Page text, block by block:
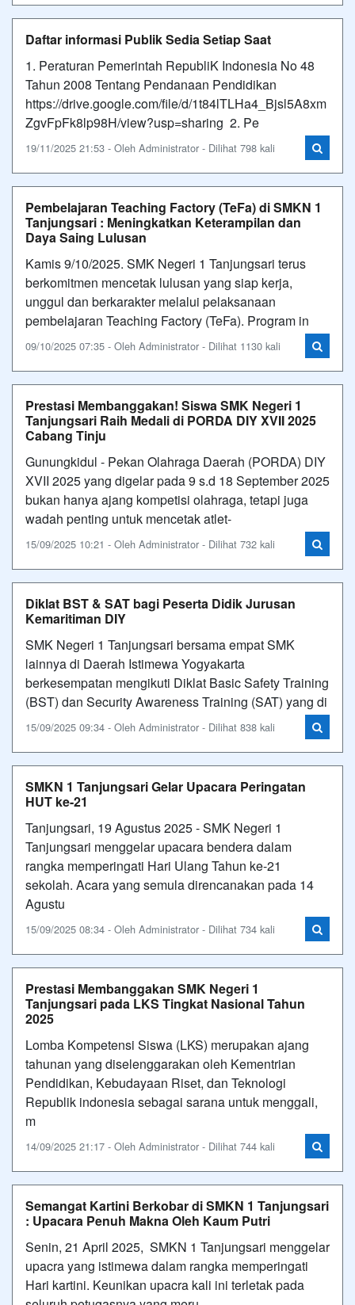
Daftar informasi Publik Sedia Setiap Saat
1. Peraturan Pemerintah RepubliK Indonesia No 48
Tahun 2008 Tentang Pendanaan Pendidikan
https://drive.google.com/file/d/1t84lTLHa4_Bjsl5A8xm
ZgvFpFk8lp98H/view?usp=sharing 2. Pe
19/11/2025 21:53 - Oleh Administrator - Dilihat 798 kali
Pembelajaran Teaching Factory (TeFa) di SMKN 1
Tanjungsari : Meningkatkan Keterampilan dan
Daya Saing Lulusan
Kamis 9/10/2025. SMK Negeri 1 Tanjungsari terus
berkomitmen mencetak lulusan yang siap kerja,
unggul dan berkarakter melalui pelaksanaan
pembelajaran Teaching Factory (TeFa). Program in
09/10/2025 07:35 - Oleh Administrator - Dilihat 1130 kali
Prestasi Membanggakan! Siswa SMK Negeri 1
Tanjungsari Raih Medali di PORDA DIY XVII 2025
Cabang Tinju
Gunungkidul - Pekan Olahraga Daerah (PORDA) DIY
XVII 2025 yang digelar pada 9 s.d 18 September 2025
bukan hanya ajang kompetisi olahraga, tetapi juga
wadah penting untuk mencetak atlet-
15/09/2025 10:21 - Oleh Administrator - Dilihat 732 kali
Diklat BST & SAT bagi Peserta Didik Jurusan
Kemaritiman DIY
SMK Negeri 1 Tanjungsari bersama empat SMK
lainnya di Daerah Istimewa Yogyakarta
berkesempatan mengikuti Diklat Basic Safety Training
(BST) dan Security Awareness Training (SAT) yang di
15/09/2025 09:34 - Oleh Administrator - Dilihat 838 kali
SMKN 1 Tanjungsari Gelar Upacara Peringatan
HUT ke-21
Tanjungsari, 19 Agustus 2025 - SMK Negeri 1
Tanjungsari menggelar upacara bendera dalam
rangka memperingati Hari Ulang Tahun ke-21
sekolah. Acara yang semula direncanakan pada 14
Agustu
15/09/2025 08:34 - Oleh Administrator - Dilihat 734 kali
Prestasi Membanggakan SMK Negeri 1
Tanjungsari pada LKS Tingkat Nasional Tahun
2025
Lomba Kompetensi Siswa (LKS) merupakan ajang
tahunan yang diselenggarakan oleh Kementrian
Pendidikan, Kebudayaan Riset, dan Teknologi
Republik indonesia sebagai sarana untuk menggali,
m
14/09/2025 21:17 - Oleh Administrator - Dilihat 744 kali
Semangat Kartini Berkobar di SMKN 1 Tanjungsari
: Upacara Penuh Makna Oleh Kaum Putri
Senin, 21 April 2025, SMKN 1 Tanjungsari menggelar
upacra yang istimewa dalam rangka memperingati
Hari kartini. Keunikan upacra kali ini terletak pada